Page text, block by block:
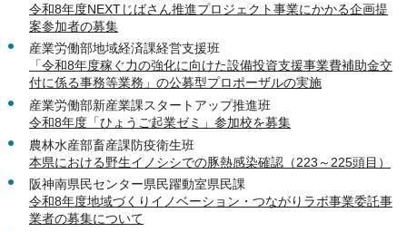
令和8年度NEXTじばさん推進プロジェクト事業にかかる企画提
案参加者の募集
産業労働部地域経済課経営支援班
「令和8年度稼ぐ力の強化に向けた設備投資支援事業費補助金交
付に係る事務等業務」の公募型プロポーザルの実施
産業労働部新産業課スタートアップ推進班
令和8年度「ひょうご起業ゼミ」参加校を募集
農林水産部畜産課防疫衛生班
本県における野生イノシシでの豚熱感染確認（223～225頭目）
阪神南県民センター県民躍動室県民課
令和8年度地域づくりイノベーション・つながりラボ事業委託事
業者の募集について